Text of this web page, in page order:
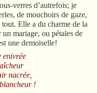
verres d’autrefois; je
de mouchoirs de gaze,
Elle a du charme de la
mariage, ou pétales de
une demoiselle!
enivrée
nacrée,
!